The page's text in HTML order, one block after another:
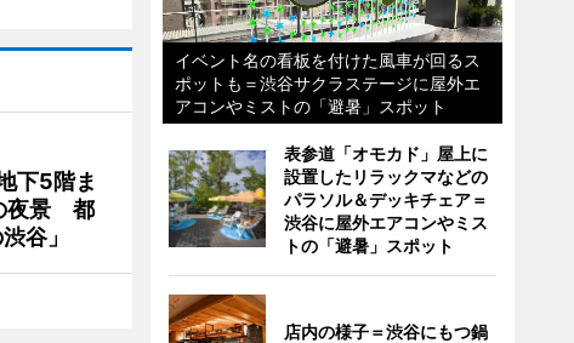
下5階ま
夜景 都
谷」
イベント名の看板を付けた風車が回るス
ポットも＝渋谷サクラステージに屋外エ
アコンやミストの「避暑」スポット
表参道「オモカド」屋上に
設置したリラックマなどの
パラソル＆デッキチェア＝
渋谷に屋外エアコンやミス
トの「避暑」スポット
店内の様子＝渋谷にもつ鍋